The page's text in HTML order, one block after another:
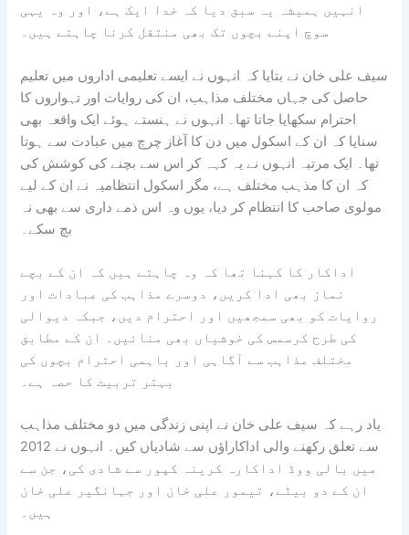
انہیں ہمیشہ یہ سبق دیا کہ خدا ایک ہے، اور وہ یہی
سوچ اپنے بچوں تک بھی منتقل کرنا چاہتے ہیں۔
سیف علی خان نے بتایا کہ انہوں نے ایسے تعلیمی اداروں میں تعلیم
حاصل کی جہاں مختلف مذاہب، ان کی روایات اور تہواروں کا
احترام سکھایا جاتا تھا۔ انہوں نے ہنستے ہوئے ایک واقعہ بھی
سنایا کہ ان کے اسکول میں دن کا آغاز چرچ میں عبادت سے ہوتا
تھا۔ ایک مرتبہ انہوں نے یہ کہہ کر اس سے بچنے کی کوشش کی
کہ ان کا مذہب مختلف ہے، مگر اسکول انتظامیہ نے ان کے لیے
مولوی صاحب کا انتظام کر دیا، یوں وہ اس ذمے داری سے بھی نہ
بچ سکے۔
اداکار کا کہنا تھا کہ وہ چاہتے ہیں کہ ان کے بچے
نماز بھی ادا کریں، دوسرے مذاہب کی عبادات اور
روایات کو بھی سمجھیں اور احترام دیں، جبکہ دیوالی
کی طرح کرسمس کی خوشیاں بھی منائیں۔ ان کے مطابق
مختلف مذاہب سے آگاہی اور باہمی احترام بچوں کی
بہتر تربیت کا حصہ ہے۔
یاد رہے کہ سیف علی خان نے اپنی زندگی میں دو مختلف مذاہب
سے تعلق رکھنے والی اداکاراؤں سے شادیاں کیں۔ انہوں نے 2012
میں بالی ووڈ اداکارہ کرینہ کپور سے شادی کی، جن سے
ان کے دو بیٹے، تیمور علی خان اور جہانگیر علی خان
ہیں۔